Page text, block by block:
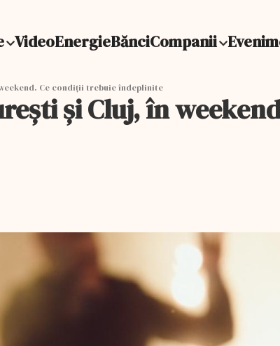
VideoEnergieBănciCompanii
Ce condiții trebuie îndeplinite
și Cluj, în